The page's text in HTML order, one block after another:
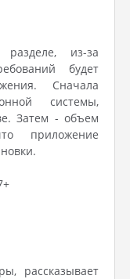
из-за
будет
Сначала
системы,
Затем - объем
приложение
рассказывает